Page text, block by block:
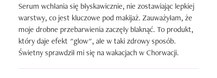
Serum wchłania się błyskawicznie, nie zostawiając lepkiej
warstwy, co jest kluczowe pod makijaż. Zauważyłam, że
moje drobne przebarwienia zaczęły blaknąć. To produkt,
który daje efekt "glow", ale w taki zdrowy sposób.
Świetny sprawdził mi się na wakacjach w Chorwacji.